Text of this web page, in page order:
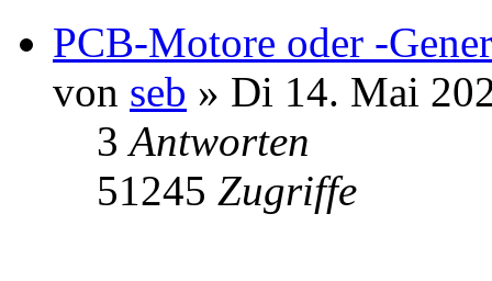
PCB-Motore oder -
von seb » Di 14. Mai
3Antworten
51245 Zugriffe